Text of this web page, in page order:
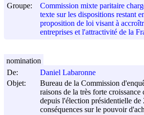
Groupe:
Commission mixte paritaire
texte sur les dispositions restant
proposition de loi visant à
entreprises et l'attractivité de la
De:
Daniel Labaronne
Objet:
Bureau de la Commission
raisons de la très forte croissance
depuis l'élection présidentielle de
conséquences sur le pouvoir
nomination